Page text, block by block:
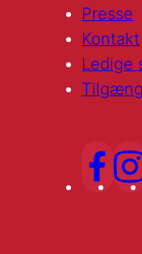
Presse
Kontakt
Ledige